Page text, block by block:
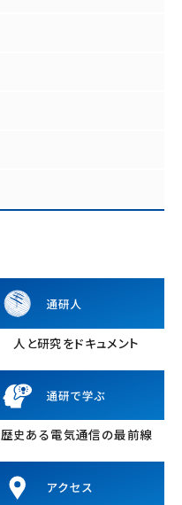
人と研究をドキュメント
歴史ある電気通信の最前線